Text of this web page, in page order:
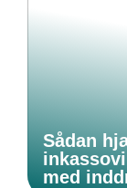
Sådan
med